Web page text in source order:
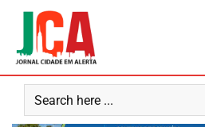
content